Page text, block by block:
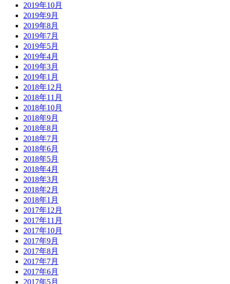
2019年10月
2019年9月
2019年8月
2019年7月
2019年5月
2019年4月
2019年3月
2019年1月
2018年12月
2018年11月
2018年10月
2018年9月
2018年8月
2018年7月
2018年6月
2018年5月
2018年4月
2018年3月
2018年2月
2018年1月
2017年12月
2017年11月
2017年10月
2017年9月
2017年8月
2017年7月
2017年6月
2017年5月